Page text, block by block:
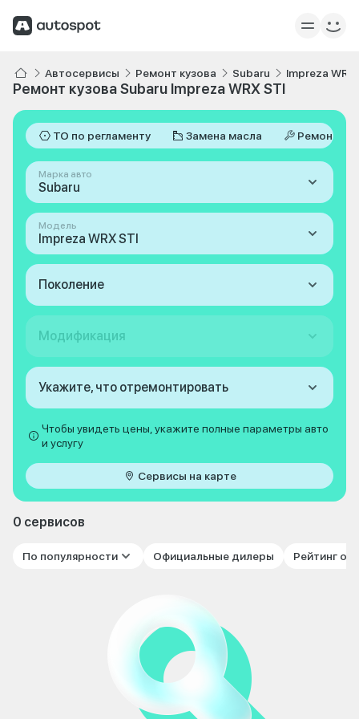
Автосервисы Ремонт кузова Subaru Impreza WRX
Ремонт кузова Subaru Impreza WRX STI
ТО по регламенту Замена масла Ремонт
Марка авто
Subaru
Модель
Impreza WRX STI
Поколение
Модификация
Укажите, что отремонтировать
Чтобы увидеть цены, укажите полные параметры авто
и услугу
Сервисы на карте
0 сервисов
По популярности Официальные дилеры Рейтинг